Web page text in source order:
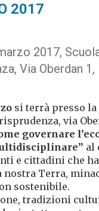
2017
2017,
Via Oberdan 1,
si terrà presso la
via
governare
al
e cittadini che
Terra,
sostenibile.
tradizioni